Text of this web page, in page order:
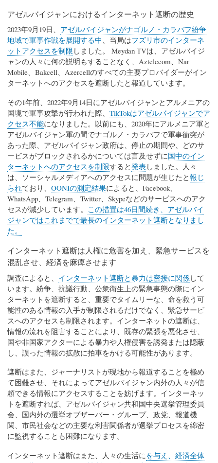
アゼルバイジャンにおけるインターネット遮断の歴史
2023年9月19日、 アゼルバイジャンがナゴルノ・カラバフ紛争
地域で軍事作戦を展開する中 、当局はフズリ市のインターネ
ットアクセスを制限 しました。 Meydan TVは、アゼルバイジ
ャンの人々に何の説明もすることなく、Aztelecom、Nar
Mobile、Bakcell、Azercellのすべての主要プロバイダーがイン
ターネットへのアクセスを遮断したと報道しています。
その1年前、2022年9月14日にアゼルバイジャンとアルメニアの
国境で軍事攻撃が行われた際、 TikTokはアゼルバイジャンでア
クセス不能になりました。以前にも、2020年にアルメニア軍と
アゼルバイジャン軍の間でナゴルノ・カラバフで軍事衝突が
あった際、アゼルバイジャン政府は、停止の期間や、どのサ
ービスがブロックされるかについては言及せずに国中のイン
ターネットへのアクセスを制限すると発表しました。人々
は、ソーシャルメディアへのアクセスに問題が生じたと報じ
られており、 OONIの測定結果によると、Facebook、
WhatsApp、Telegram、Twitter、Skypeなどのサービスへのアク
セスが減少しています。 この措置は46日間続き、アゼルバイ
ジャンではこれまでで最長のインターネット遮断となりまし
た。
インターネット遮断は人権に危害を加え、緊急サービスを
混乱させ、経済を麻痺させます
調査によると、 インターネット遮断と暴力は密接に関係して
います。紛争、抗議行動、公衆衛生上の緊急事態の際にイン
ターネットを遮断すると、重要でタイムリーな、命を救う可
能性のある情報の入手が制限されるだけでなく、緊急サービ
スへのアクセスも制限されます。インターネットの遮断は、
情報の流れを阻害することにより、既存の緊張を悪化させ、
国や非国家アクターによる暴力や人権侵害を誘発または隠蔽
し、誤った情報の拡散に拍車をかける可能性があります。
遮断はまた、ジャーナリストが現地から報道することを極め
て困難させ、それによってアゼルバイジャン内外の人々が信
頼できる情報にアクセスすることを妨げます。インターネッ
トを遮断すれば、アゼルバイジャン共和国中央選挙管理委員
会、国内外の選挙オブザーバー・グループ、政党、報道機
関、市民社会などの主要な利害関係者が選挙プロセスを綿密
に監視することも困難になります。
インターネット遮断はまた、人々の生活にを与え、経済全体